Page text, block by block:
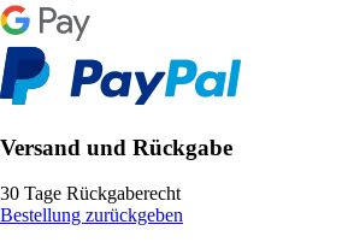
Versand und Rückgabe
30 Tage Rückgaberecht
Bestellung zurückgeben